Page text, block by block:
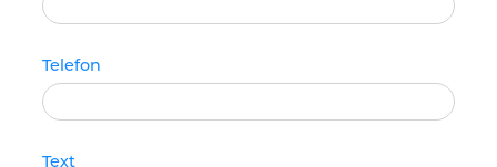
Telefon
Text